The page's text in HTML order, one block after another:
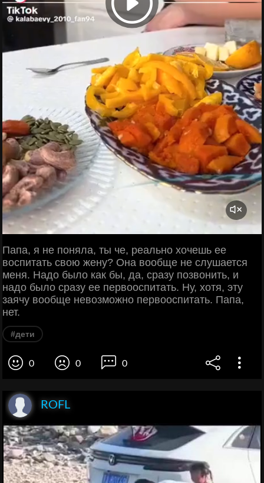
Папа, я не поняла, ты че, реально хочешь ее
воспитать свою жену? Она вообще не слушается
меня. Надо было как бы, да, сразу позвонить, и
надо было сразу ее первооспитать. Ну, хотя, эту
заячу вообще невозможно первооспитать. Папа,
нет.
#дети
0 0 0
ROFL